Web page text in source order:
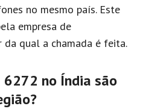
no mesmo país. Este
empresa de
qual a chamada é feita.
6272 no Índia são